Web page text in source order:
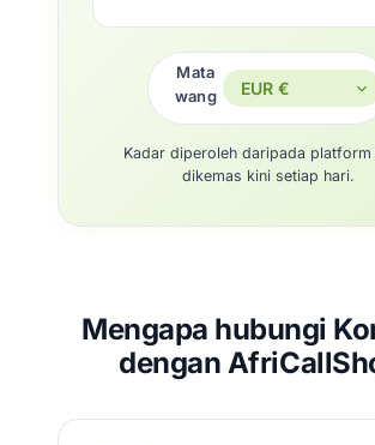
Mata
wang
Kadar diperoleh daripada platform
dikemas kini setiap hari.
Mengapa hubungi
dengan